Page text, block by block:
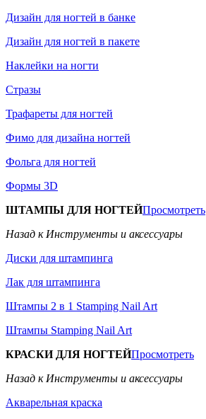
Дизайн для ногтей в банке
Дизайн для ногтей в пакете
Наклейки на ногти
Стразы
Трафареты для ногтей
Фимо для дизайна ногтей
Фольга для ногтей
Формы 3D
ШТАМПЫ ДЛЯ НОГТЕЙПросмотреть
Назад к Инструменты и аксессуары
Диски для штампинга
Лак для штампинга
Штампы 2 в 1 Stamping Nail Art
Штампы Stamping Nail Art
КРАСКИ ДЛЯ НОГТЕЙПросмотреть
Назад к Инструменты и аксессуары
Акварельная краска